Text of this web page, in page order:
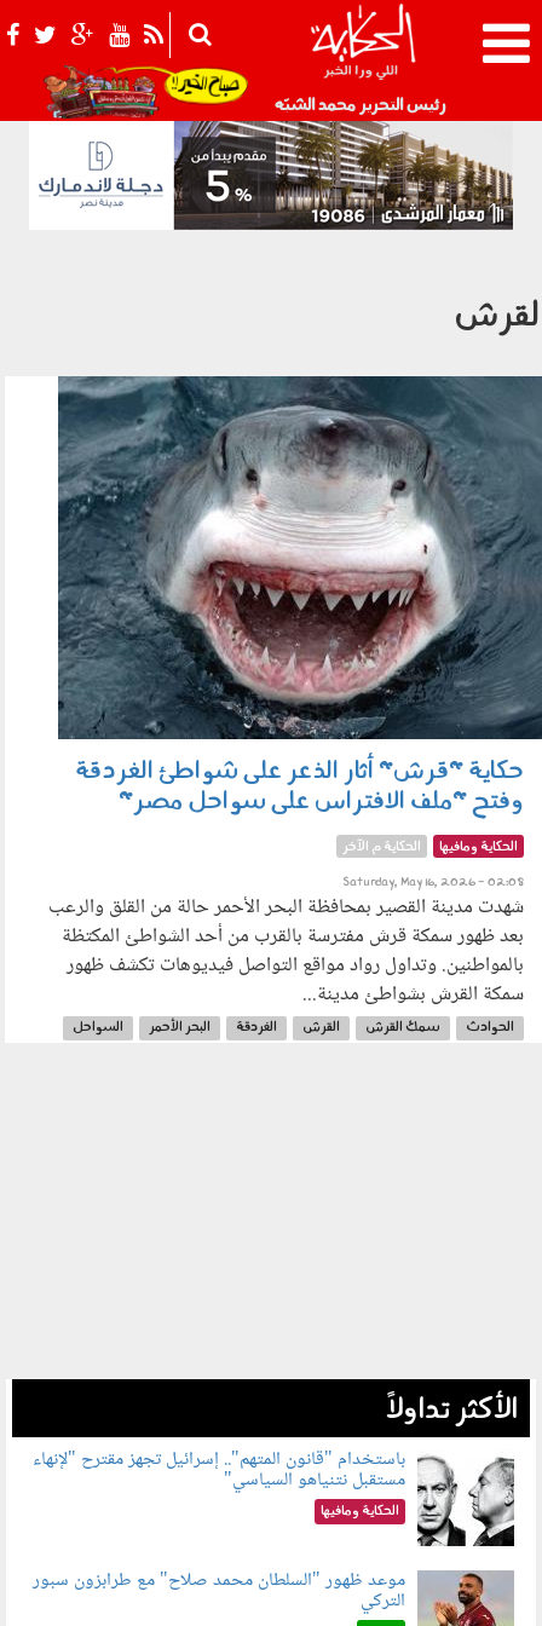
رئيس التحرير محمد الشبّه 021_2.png
160502.jpg
حكاية "قرش" أثار الذعر على شواطئ الغردقة
وفتح "ملف الافتراس على سواحل مصر"
الحكاية ومافيها الحكاية م الآخر
Saturday, May 16, 2026 - 02:08
شهدت مدينة القصير بمحافظة البحر الأحمر حالة من القلق والرعب
بعد ظهور سمكة قرش مفترسة بالقرب من أحد الشواطئ المكتظة
بالمواطنين. وتداول رواد مواقع التواصل فيديوهات تكشف ظهور
سمكة القرش بشواطئ مدينة...
الحوادث سمك القرش القرش الغردقة البحر الأحمر
السواحل
الأكثر تداولاً
090801.jpg
باستخدام "قانون المتهم".. إسرائيل تجهز مقترح "لإنهاء
مستقبل نتنياهو السياسي"
الحكاية ومافيها
090802.jpg
موعد ظهور "السلطان محمد صلاح" مع طرابزون سبور
التركي